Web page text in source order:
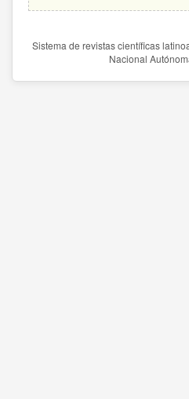
Sistema de revistas científicas
Nacional